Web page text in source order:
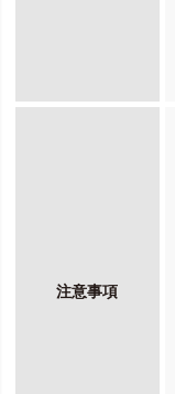
注意事項